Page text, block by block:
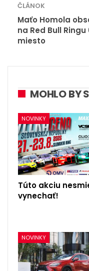
ČLÁNOK
Maťo Homola
na Red Bull Ringu
miesto
MOHLO BY
NOVINKY
Túto akciu
vynechať!
NOVINKY